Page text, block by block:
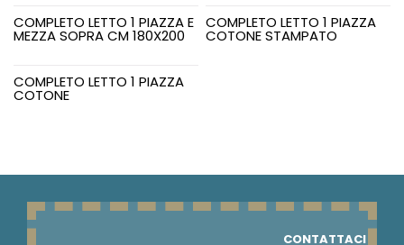
COMPLETO LETTO 1 PIAZZA E
MEZZA SOPRA CM 180X200
COMPLETO LETTO 1 PIAZZA
COTONE STAMPATO
COMPLETO LETTO 1 PIAZZA
COTONE
CONTATTACI